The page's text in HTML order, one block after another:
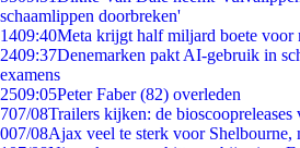
schaamlippen doorbreken'
1409:40Meta krijgt half miljard boete voor
2409:37Denemarken pakt AI-gebruik in
examens
2509:05Peter Faber (82) overleden
707/08Trailers kijken: de bioscoopreleases
007/08Ajax veel te sterk voor Shelbourne,